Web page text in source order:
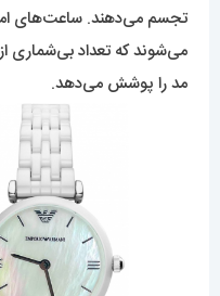
تجسم می‌دهند. ساعت‌های
می‌شوند که تعداد
مد را پوشش می‌دهد.